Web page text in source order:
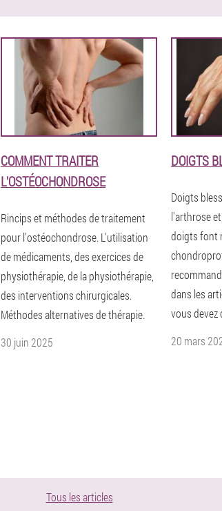
COMMENT TRAITER
L'OSTÉOCHONDROSE
Rincips et méthodes de traitement
pour l'ostéochondrose. L'utilisation
de médicaments, des exercices de
physiothérapie, de la physiothérapie,
des interventions chirurgicales.
Méthodes alternatives de thérapie.
30 juin 2025
DOIGTS
Doigts
l'arthrose
doigts font
dans les
vous
20 mars
Tous les articles